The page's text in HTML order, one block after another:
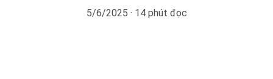
5/6/2025
14 phút đọc